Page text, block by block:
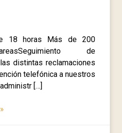
18 horas Más de 200
de
distintas reclamaciones
telefónica a nuestros
[…]
»